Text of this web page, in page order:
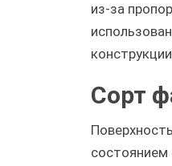
из-за
Сорт
состоянием